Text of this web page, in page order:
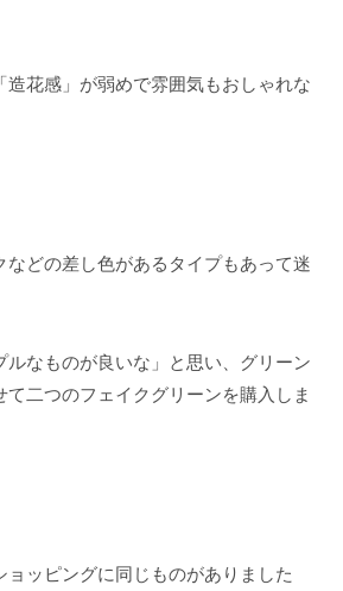
造花感」が弱めで雰囲気もおしゃれな
などの差し色があるタイプもあって迷
ルなものが良いな」と思い、グリーン
二つのフェイクグリーンを購入しま
ッピングに同じものがありました